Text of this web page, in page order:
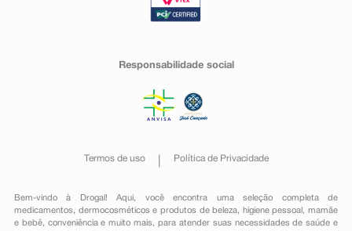
Responsabilidade social
Termos de uso Política de Privacidade
Bem-vindo à Drogal! Aqui, você encontra uma seleção completa de
medicamentos , dermocosméticos e produtos de beleza, higiene pessoal ,mamãe
e bebê, conveniênciae muito mais, para atender suas necessidades de saúde e